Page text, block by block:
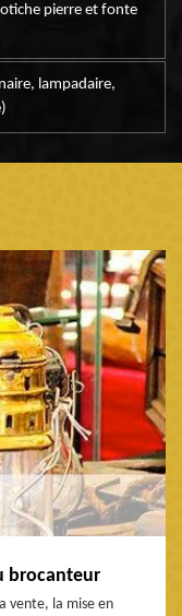
pierre et fonte
lampadaire,
brocanteur
vente, la mise en